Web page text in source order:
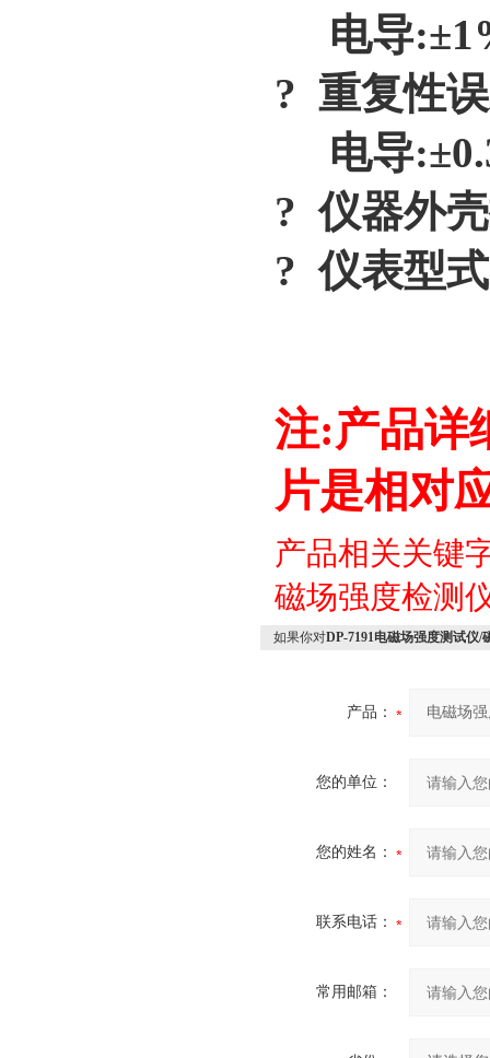
电导
? 重复性
电导
? 仪器外
? 仪表型
注:产品详
片是相对
产品相关关键
磁场强度检测
如果你对DP-7191电磁场强度测试仪
产品：
您的单位：
您的姓名：
联系电话：
常用邮箱：